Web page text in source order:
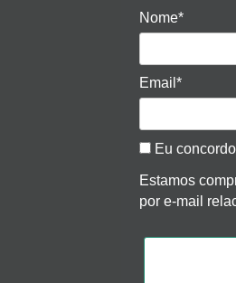
Nome*
Email*
Eu
Estamos
por e-mail